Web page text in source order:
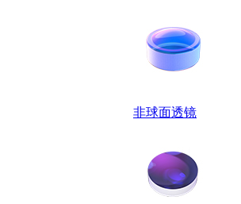
非球面透镜